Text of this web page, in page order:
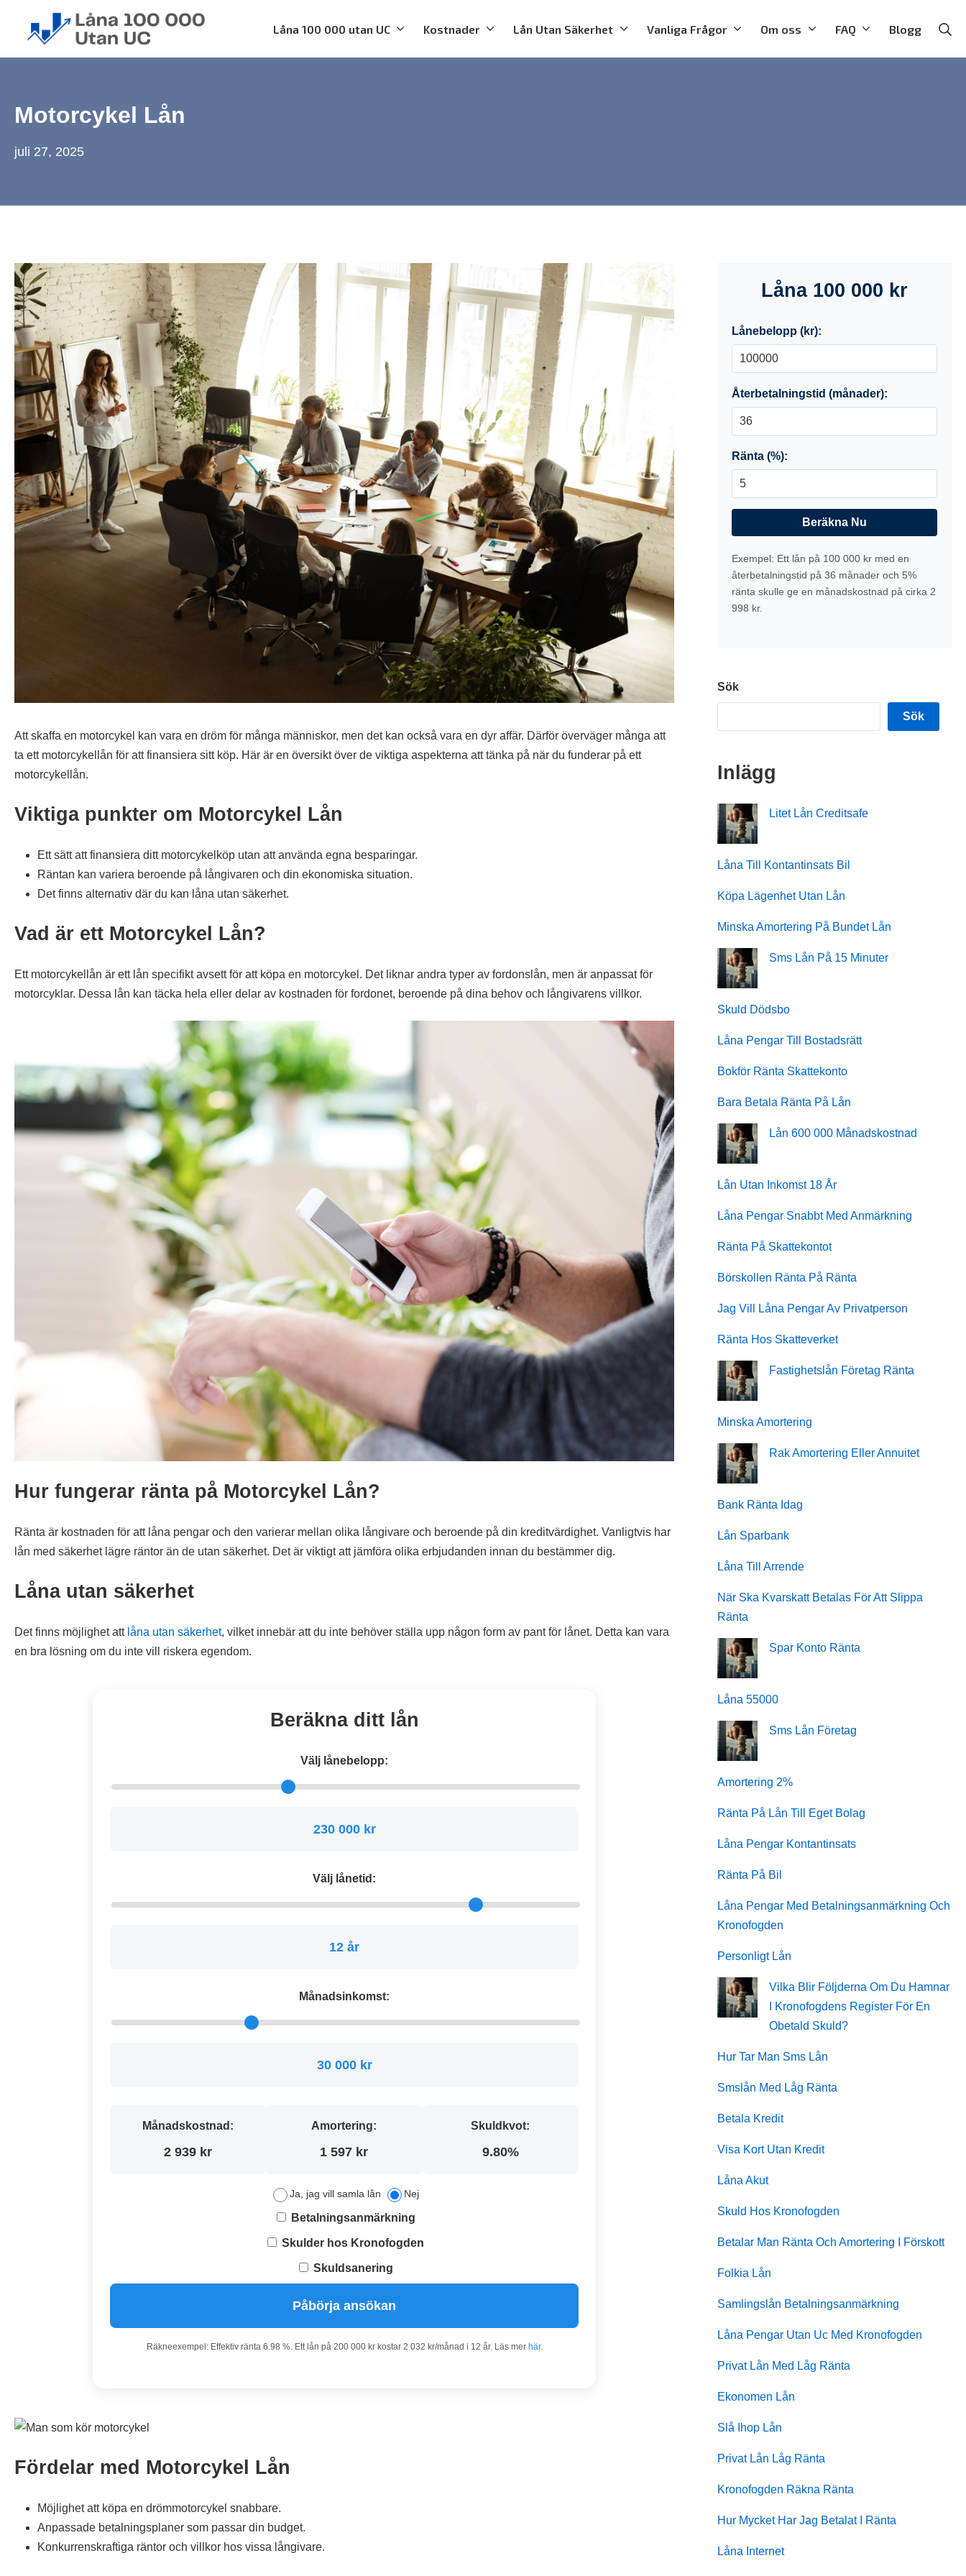
Låna 100 000 utan UC
Låna 100 000 utan UC Kostnader Lån Utan Säkerhet Vanliga Frågor Om oss FAQ Blogg
Motorcykel Lån
juli 27, 2025
Att skaffa en motorcykel kan vara en dröm för många människor, men det kan också vara en dyr affär. Därför överväger många att
ta ett motorcykellån för att finansiera sitt köp. Här är en översikt över de viktiga aspekterna att tänka på när du funderar på ett
motorcykellån.
Viktiga punkter om Motorcykel Lån
Ett sätt att finansiera ditt motorcykelköp utan att använda egna besparingar.
Räntan kan variera beroende på långivaren och din ekonomiska situation.
Det finns alternativ där du kan låna utan säkerhet.
Vad är ett Motorcykel Lån?
Ett motorcykellån är ett lån specifikt avsett för att köpa en motorcykel. Det liknar andra typer av fordonslån, men är anpassat för
motorcyklar. Dessa lån kan täcka hela eller delar av kostnaden för fordonet, beroende på dina behov och långivarens villkor.
Hur fungerar ränta på Motorcykel Lån?
Ränta är kostnaden för att låna pengar och den varierar mellan olika långivare och beroende på din kreditvärdighet. Vanligtvis har
lån med säkerhet lägre räntor än de utan säkerhet. Det är viktigt att jämföra olika erbjudanden innan du bestämmer dig.
Låna utan säkerhet
Det finns möjlighet att låna utan säkerhet, vilket innebär att du inte behöver ställa upp någon form av pant för lånet. Detta kan vara
en bra lösning om du inte vill riskera egendom.
Beräkna ditt lån
Välj lånebelopp:
230 000 kr
Välj lånetid:
12 år
Månadsinkomst:
30 000 kr
Månadskostnad:
2 939 kr
Amortering:
1 597 kr
Skuldkvot:
9.80%
Ja, jag vill samla lån Nej
Betalningsanmärkning
Skulder hos Kronofogden
Skuldsanering
Påbörja ansökan
Räkneexempel: Effektiv ränta 6.98 %. Ett lån på 200 000 kr kostar 2 032 kr/månad i 12 år. Läs mer här.
Fördelar med Motorcykel Lån
Möjlighet att köpa en drömmotorcykel snabbare.
Anpassade betalningsplaner som passar din budget.
Konkurrenskraftiga räntor och villkor hos vissa långivare.
Låna 100 000 kr
Lånebelopp (kr):
Återbetalningstid (månader):
Ränta (%):
Beräkna Nu
Exempel: Ett lån på 100 000 kr med en
återbetalningstid på 36 månader och 5%
ränta skulle ge en månadskostnad på cirka 2
998 kr.
Sök
Sök
Inlägg
Litet Lån Creditsafe
Låna Till Kontantinsats Bil
Köpa Lägenhet Utan Lån
Minska Amortering På Bundet Lån
Sms Lån På 15 Minuter
Skuld Dödsbo
Låna Pengar Till Bostadsrätt
Bokför Ränta Skattekonto
Bara Betala Ränta På Lån
Lån 600 000 Månadskostnad
Lån Utan Inkomst 18 År
Låna Pengar Snabbt Med Anmärkning
Ränta På Skattekontot
Börskollen Ränta På Ränta
Jag Vill Låna Pengar Av Privatperson
Ränta Hos Skatteverket
Fastighetslån Företag Ränta
Minska Amortering
Rak Amortering Eller Annuitet
Bank Ränta Idag
Lån Sparbank
Låna Till Arrende
När Ska Kvarskatt Betalas För Att Slippa
Ränta
Spar Konto Ränta
Låna 55000
Sms Lån Företag
Amortering 2%
Ränta På Lån Till Eget Bolag
Låna Pengar Kontantinsats
Ränta På Bil
Låna Pengar Med Betalningsanmärkning Och
Kronofogden
Personligt Lån
Vilka Blir Följderna Om Du Hamnar
I Kronofogdens Register För En
Obetald Skuld?
Hur Tar Man Sms Lån
Smslån Med Låg Ränta
Betala Kredit
Visa Kort Utan Kredit
Låna Akut
Skuld Hos Kronofogden
Betalar Man Ränta Och Amortering I Förskott
Folkia Lån
Samlingslån Betalningsanmärkning
Låna Pengar Utan Uc Med Kronofogden
Privat Lån Med Låg Ränta
Ekonomen Lån
Slå Ihop Lån
Privat Lån Låg Ränta
Kronofogden Räkna Ränta
Hur Mycket Har Jag Betalat I Ränta
Låna Internet